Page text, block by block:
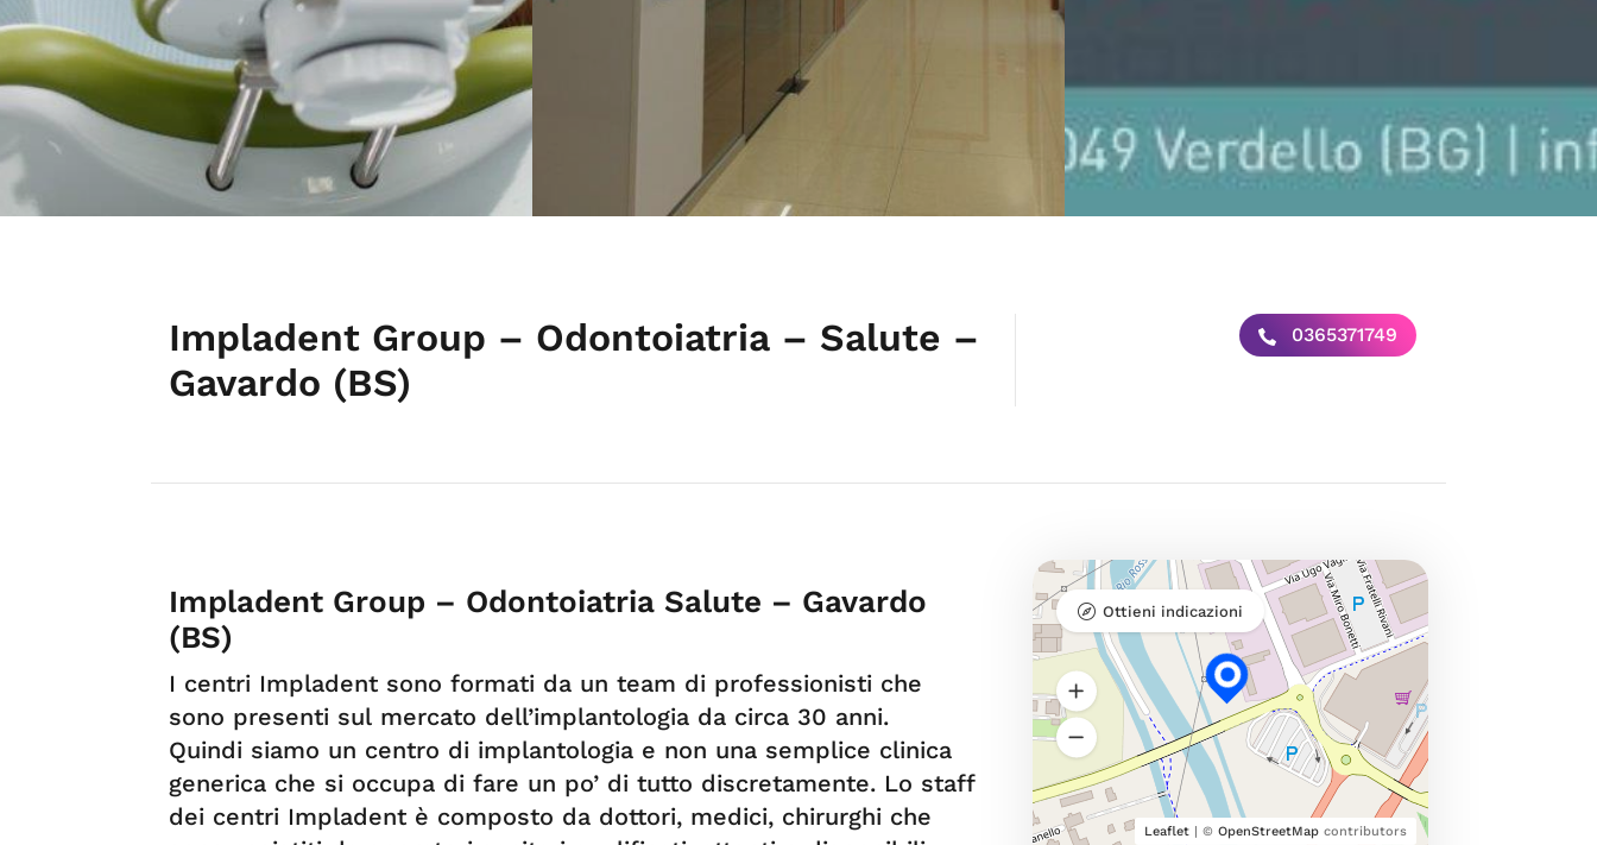
Impladent Group – Odontoiatria – Salute –
Gavardo (BS)
0365371749
Impladent Group – Odontoiatria Salute – Gavardo
(BS)
I centri Impladent sono formati da un team di professionisti che
sono presenti sul mercato dell’implantologia da circa 30 anni.
Quindi siamo un centro di implantologia e non una semplice clinica
generica che si occupa di fare un po’ di tutto discretamente. Lo staff
dei centri Impladent è composto da dottori, medici, chirurghi che
Leaflet| © OpenStreetMapcontributors
Ottieni indicazioni